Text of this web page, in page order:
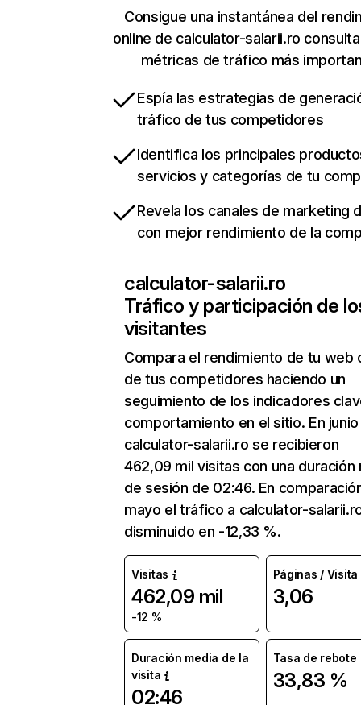
Consigue una instantánea del
online de calculator-salarii.ro
métricas de tráfico más
Espía las estrategias de
tráfico de tus competidores
Identifica los principales
servicios y categorías de tu
Revela los canales de marketing
con mejor rendimiento de la
calculator-salarii.ro
Tráfico y participación de
visitantes
Compara el rendimiento de tu web
de tus competidores haciendo un
seguimiento de los indicadores
comportamiento en el sitio. En junio
calculator-salarii.ro se recibieron
462,09 mil visitas con una duración
de sesión de 02:46. En
mayo el tráfico a calculator-
disminuido en -12,33 %.
Visitas
462,09 mil
-12 %
Páginas / Visita
3,06
Duración media de la
visita
02:46
Tasa de rebote
33,83 %